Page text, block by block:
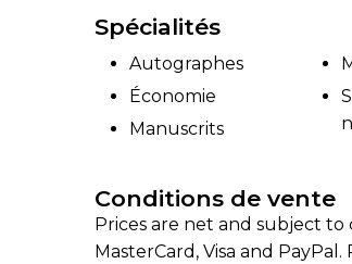
Spécialités
Autographes
Économie
Manuscrits
Conditions de vente
Prices are net and subject
MasterCard, Visa and